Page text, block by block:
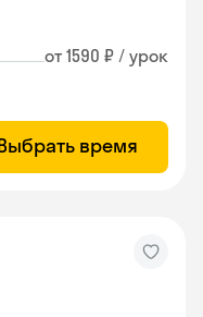
от 1590 ₽ / урок
время